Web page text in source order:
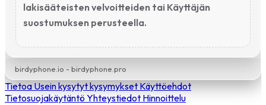
lakisääteisten velvoitteiden tai Käyttäjän
suostumuksen perusteella.
birdyphone.io - birdyphone.pro
TietoaUsein kysytyt kysymyksetKäyttöehdot
TietosuojakäytäntöYhteystiedot Hinnoittelu